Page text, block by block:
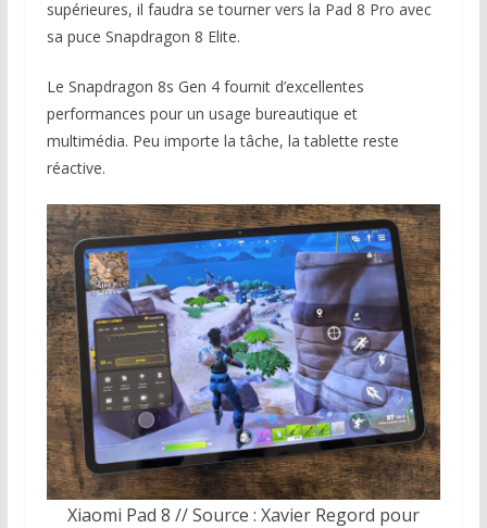
supérieures, il faudra se tourner vers la Pad 8 Pro avec
sa puce Snapdragon 8 Elite.
Le Snapdragon 8s Gen 4 fournit d’excellentes
performances pour un usage bureautique et
multimédia. Peu importe la tâche, la tablette reste
réactive.
Xiaomi Pad 8 // Source : Xavier Regord pour